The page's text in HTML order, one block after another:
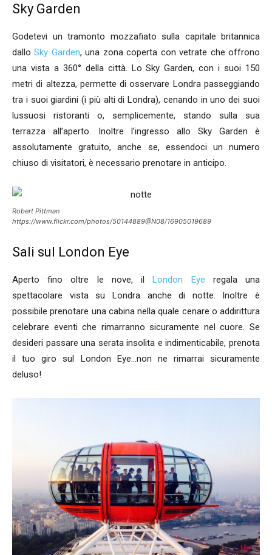
Sky Garden
Godetevi un tramonto mozzafiato sulla capitale britannica
dalloSky Garden, una zona coperta con vetrate che offrono
una vista a 360° della città. Lo Sky Garden, con i suoi 150
metri di altezza, permette di osservare Londra passeggiando
tra i suoi giardini (i più alti di Londra), cenando in uno dei suoi
lussuosi ristoranti o, semplicemente, stando sulla sua
terrazza all’aperto. Inoltre l’ingresso allo Sky Garden è
assolutamente gratuito, anche se, essendoci un numero
chiuso di visitatori, è necessario prenotare in anticipo.
Robert Pittman
https://www.flickr.com/photos/50144889@N08/16905019689
Sali sul London Eye
Aperto fino oltre le nove, ilLondon Eye regala una
spettacolare vista su Londra anche di notte. Inoltre è
possibile prenotare una cabina nella quale cenare o addirittura
celebrare eventi che rimarranno sicuramente nel cuore. Se
desideri passare una serata insolita e indimenticabile, prenota
il tuo giro sul London Eye…non ne rimarrai sicuramente
deluso!